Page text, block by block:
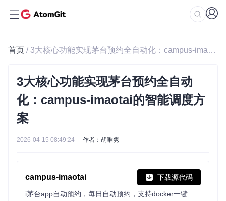
首页 / 3大核心功能实现茅台预约全自动化：campus-imaotai的智能调度方案
3大核心功能实现茅台预约全自动
化：campus-imaotai的智能调度方
案
2026-04-15 08:49:24 作者：胡唯隽
campus-imaotai 下载源代码